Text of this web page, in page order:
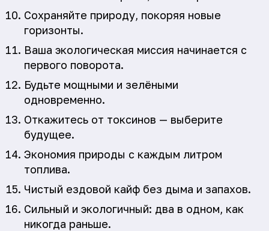
Сохраняйте природу, покоряя новые
горизонты.
Ваша экологическая миссия начинается с
первого поворота.
Будьте мощными и зелёными
одновременно.
Откажитесь от токсинов — выберите
будущее.
Экономия природы с каждым литром
топлива.
Чистый ездовой кайф без дыма и запахов.
Сильный и экологичный: два в одном, как
никогда раньше.